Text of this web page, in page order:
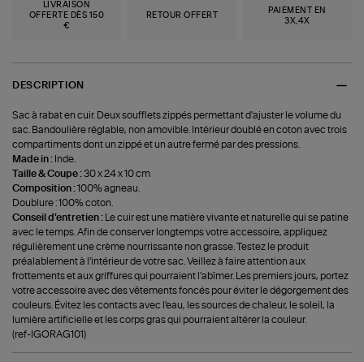
LIVRAISON
OFFERTE DÈS 150
€
RETOUR OFFERT
PAIEMENT EN
3X,4X
DESCRIPTION
Sac à rabat en cuir. Deux soufflets zippés permettant d'ajuster le volume du
sac. Bandoulière réglable, non amovible. Intérieur doublé en coton avec trois
compartiments dont un zippé et un autre fermé par des pressions.
Made in : Inde.
Taille & Coupe :30 x 24 x 10 cm
Composition :100% agneau.
Doublure : 100% coton.
Conseil d'entretien :
Le cuir est une matière vivante et naturelle qui se patine
avec le temps. Afin de conserver longtemps votre accessoire, appliquez
régulièrement une crème nourrissante non grasse. Testez le produit
préalablement à l'intérieur de votre sac. Veillez à faire attention aux
frottements et aux griffures qui pourraient l'abîmer. Les premiers jours, portez
votre accessoire avec des vêtements foncés pour éviter le dégorgement des
couleurs. Évitez les contacts avec l'eau, les sources de chaleur, le soleil, la
lumière artificielle et les corps gras qui pourraient altérer la couleur.
(ref-IGORAG101)